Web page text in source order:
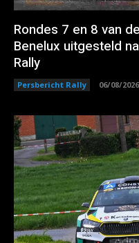
Rondes 7 en 8 van
Benelux uitgesteld
Rally
Persbericht Rally 06/08/2026